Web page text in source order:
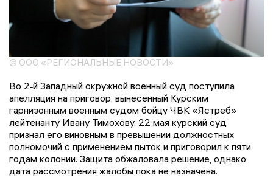
© ООО «РЕГИОНАЛЬНЫЕ НОВОСТИ»
Во 2‑й Западный окружной военный суд поступила
апелляция на приговор, вынесенный Курским
гарнизонным военным судом бойцу ЧВК «Ястреб»
лейтенанту Ивану Тимохову. 22 мая курский суд
признал его виновным в превышении должностных
полномочий с применением пыток и приговорил к пяти
годам колонии. Защита обжаловала решение, однако
дата рассмотрения жалобы пока не назначена.